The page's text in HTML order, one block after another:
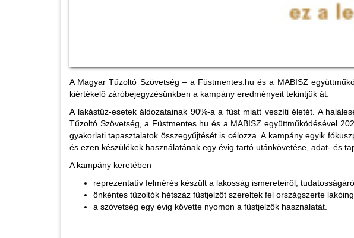
A Magyar Tűzoltó Szövetség – a Füstmentes.hu és a MABISZ
kiértékelő záróbejegyzésünkben a kampány eredményeit tekintjük át.
A lakástűz-esetek áldozatainak 90%-a a füst miatt veszíti életét. A
Tűzoltó Szövetség, a Füstmentes.hu és a MABISZ együttműködésével
gyakorlati tapasztalatok összegyűjtését is célozza. A kampány egyik
és ezen készülékek használatának egy évig tartó utánkövetése, adat- és
A kampány keretében
reprezentatív felmérés készült a lakosság ismereteiről,
önkéntes tűzoltók hétszáz füstjelzőt szereltek fel országszerte
a szövetség egy évig követte nyomon a füstjelzők használatát.